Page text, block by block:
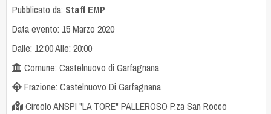
Pubblicato da: Staff EMP
Data evento: 15 Marzo 2020
Dalle: 12:00 Alle: 20:00
Comune: Castelnuovo di Garfagnana
Frazione: Castelnuovo Di Garfagnana
Circolo ANSPI "LA TORE" PALLEROSO P.za San Rocco